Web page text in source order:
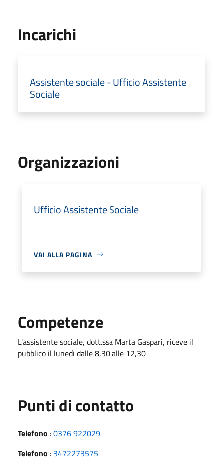
Incarichi
Assistente sociale - Ufficio Assistente
Sociale
Organizzazioni
Ufficio Assistente Sociale
VAI ALLA PAGINA
Competenze
L'assistente sociale, dott.ssa Marta Gaspari, riceve il
pubblico il lunedì dalle 8,30 alle 12,30
Punti di contatto
Telefono :0376 922029
Telefono : 3472273575